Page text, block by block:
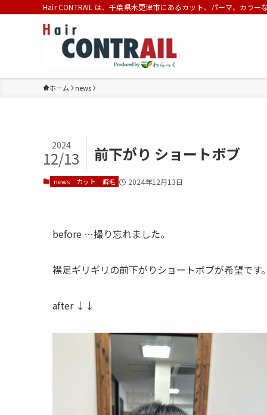
Hair CONTRAIL は、千葉県木更津市にあるカット、パーマ、カラー
ホーム news
前下がり ショートボブ
2024
12/13
news カット 癖毛 2024年12月13日
before …撮り忘れました。
襟足ギリギリの前下がりショートボブが希望です
after ↓↓